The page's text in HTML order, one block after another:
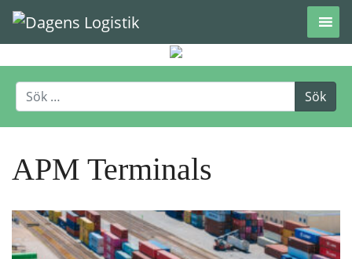
Hoppa till innehåll
APM Terminals